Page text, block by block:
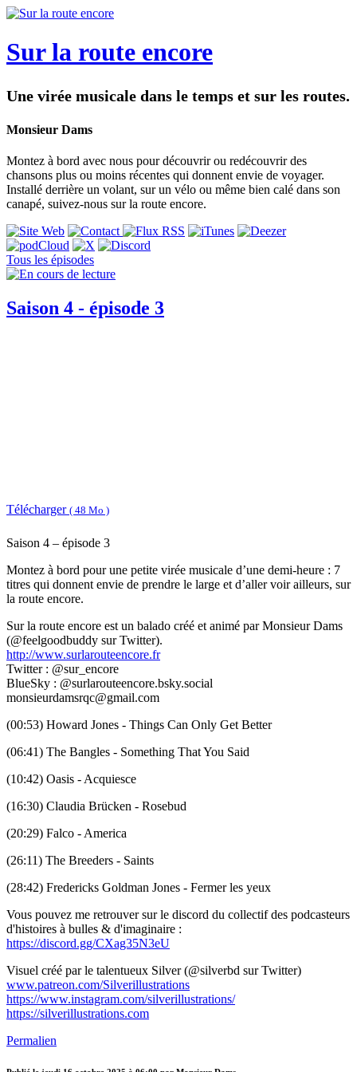
Sur la route encore
Une virée musicale dans le temps et sur les routes.
Monsieur Dams
Montez à bord avec nous pour découvrir ou redécouvrir des
chansons plus ou moins récentes qui donnent envie de voyager.
Installé derrière un volant, sur un vélo ou même bien calé dans son
canapé, suivez-nous sur la route encore.
Tous les épisodes
Saison 4 - épisode 3
Télécharger ( 48 Mo )
Saison 4 – épisode 3
Montez à bord pour une petite virée musicale d’une demi-heure : 7
titres qui donnent envie de prendre le large et d’aller voir ailleurs, sur
la route encore.
Sur la route encore est un balado créé et animé par Monsieur Dams
(@feelgoodbuddy sur Twitter).
http://www.surlarouteencore.fr
Twitter : @sur_encore
BlueSky : @surlarouteencore.bsky.social
monsieurdamsrqc@gmail.com
(00:53) Howard Jones - Things Can Only Get Better
(06:41) The Bangles - Something That You Said
(10:42) Oasis - Acquiesce
(16:30) Claudia Brücken - Rosebud
(20:29) Falco - America
(26:11) The Breeders - Saints
(28:42) Fredericks Goldman Jones - Fermer les yeux
Vous pouvez me retrouver sur le discord du collectif des podcasteurs
d'histoires à bulles & d'imaginaire :
https://discord.gg/CXag35N3eU
Visuel créé par le talentueux Silver (@silverbd sur Twitter)
www.patreon.com/Silverillustrations
https://www.instagram.com/silverillustrations/
https://silverillustrations.com
Permalien